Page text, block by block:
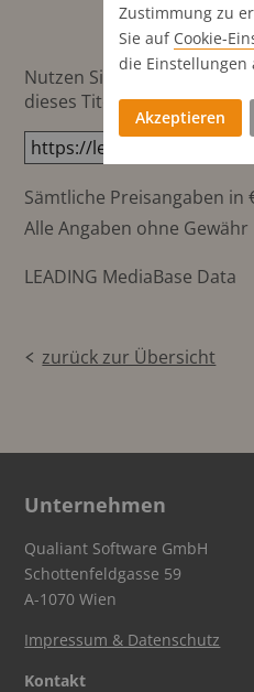
Nutzen Sie diesen Button
dieses Titels direkt in die
Sämtliche Preisangaben in
Alle Angaben ohne Gewähr
LEADING MediaBase Data
zurück zur Übersicht
Unternehmen
Qualiant Software GmbH
Schottenfeldgasse 59
A-1070 Wien
Impressum & Datenschutz
Kontakt
Zustimmung zu
Sie auf Cookie-
die Einstellungen
Akzeptieren